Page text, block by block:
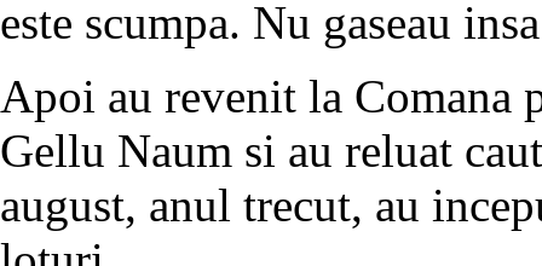
este scumpa. Nu gaseau
Apoi au revenit la Comana
Gellu Naum si au reluat
august, anul trecut, au